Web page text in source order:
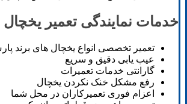
خدمات نمایندگی تعمیر
تعمیر تخصصی انواع یخچال های برند
عیب یابی دقیق و سریع
گارانتی خدمات تعمیرات
رفع مشکل خنک نکردن یخچال
اعزام فوری تعمیرکاران در محل شما